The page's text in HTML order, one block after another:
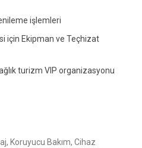
işlemleri
için Ekipman ve Teçhizat
turizm VIP organizasyonu
Koruyucu Bakım, Cihaz